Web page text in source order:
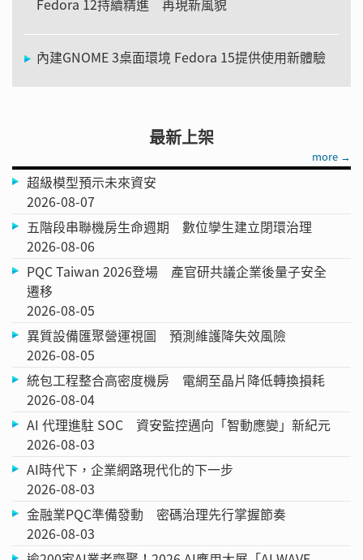
內建GNOME 3桌面環境 Fedora 15提供使用新體驗
最新上架
more →
超級模型預示未來資安
2026-08-07
五階段串聯機房生命週期 數位孿生建立閉環治理
2026-08-06
PQC Taiwan 2026登場 產官研共議企業後量子安全
遷移
2026-08-05
異質設備匯聚營運視圖 預測維護降失效風險
2026-08-05
統包工程整合高密度機房 電網至晶片降低轉換損耗
2026-08-04
AI 代理進駐 SOC 資安監控邁向「智動應變」新紀元
2026-08-03
AI時代下，企業網路現代化的下一步
2026-08-03
金融業PQC準備發動 密碼治理先行掌握節奏
2026-08-03